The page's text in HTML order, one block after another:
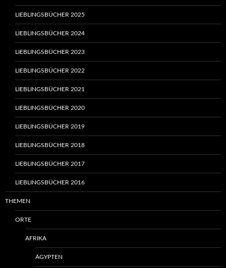
LIEBLINGSBÜCHER 2025
LIEBLINGSBÜCHER 2024
LIEBLINGSBÜCHER 2023
LIEBLINGSBÜCHER 2022
LIEBLINGSBÜCHER 2021
LIEBLINGSBÜCHER 2020
LIEBLINGSBÜCHER 2019
LIEBLINGSBÜCHER 2018
LIEBLINGSBÜCHER 2017
LIEBLINGSBÜCHER 2016
THEMEN
ORTE
AFRIKA
ÄGYPTEN